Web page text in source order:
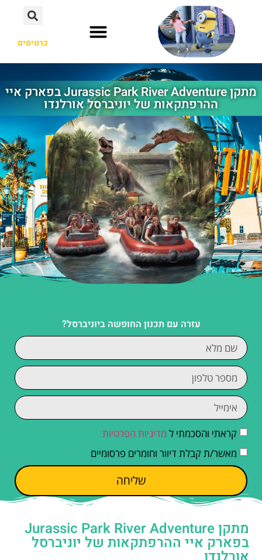
כרטיסים
מתקן Jurassic Park River Adventure בפארק איי
ההרפתקאות של יוניברסל אורלנדו
עזרה עם תכנון החופשה ביוניברסל?
קראתי והסכמתי ל מדיניות הפרטיות
מאשר/ת קבלת דיוור וחומרים פרסומיים
שליחה
מתקן Jurassic Park River Adventure
בפארק איי ההרפתקאות של יוניברסל